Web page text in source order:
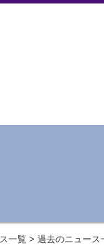
一覧 > 過去のニュース